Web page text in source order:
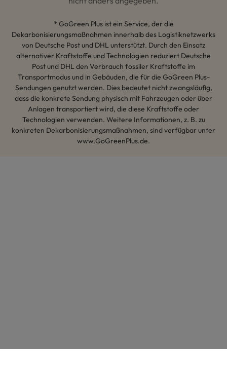
* GoGreen Plus ist ein Service, der die
Dekarbonisierungsmaßnahmen innerhalb des Logistiknetzwerks
von Deutsche Post und DHL unterstützt. Durch den Einsatz
alternativer Kraftstoffe und Technologien reduziert Deutsche
Post und DHL den Verbrauch fossiler Kraftstoffe im
Transportmodus und in Gebäuden, die für die GoGreen Plus-
Sendungen genutzt werden. Dies bedeutet nicht zwangsläufig,
dass die konkrete Sendung physisch mit Fahrzeugen oder über
Anlagen transportiert wird, die diese Kraftstoffe oder
Technologien verwenden. Weitere Informationen, z. B. zu
konkreten Dekarbonisierungsmaßnahmen, sind verfügbar unter
www.GoGreenPlus.de.